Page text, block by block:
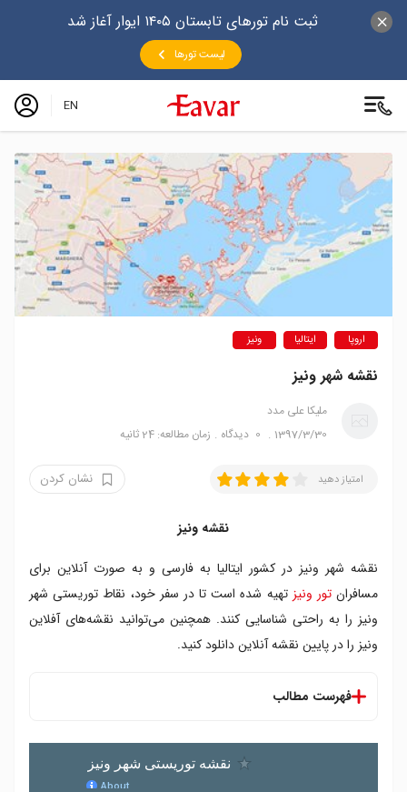
ثبت نام تورهای تابستان ۱۴۰۵ ایوار آغاز شد
لیست تورها
EN
اروپا ایتالیا ونیز
نقشه شهر ونیز
ملیکا علی مدد
1397/3/30
0 دیدگاه زمان مطالعه: 24 ثانیه
امتیاز دهید نشان کردن
نقشه ونیز
نقشه شهر ونیز در کشور ایتالیا به فارسی و به صورت آنلاین برای
مسافرانتور ونیز تهیه شده است تا در سفر خود، نقاط توریستی شهر
ونیز را به راحتی شناسایی کنند. همچنین می‌توانید نقشه‌‌های آفلاین
ونیز را در پایین نقشه آنلاین دانلود کنید.
فهرست مطالب
نقشه تاکسی های آبی ونیز را از اینجا دانلود کنید.